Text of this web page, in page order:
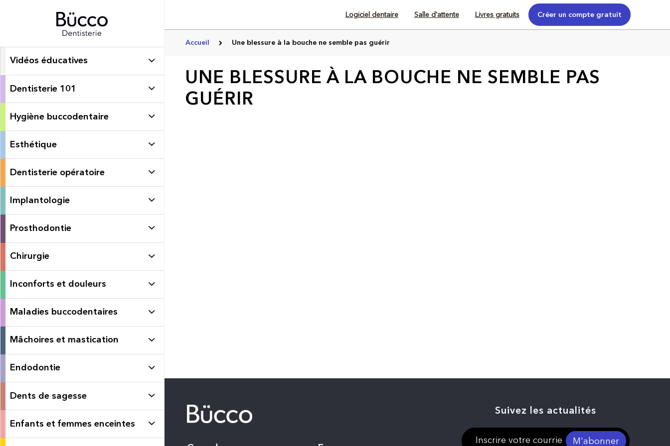
Logiciel dentaire Salle d'attente Livres gratuits Créer un compte gratuit
Vidéos éducatives
Dentisterie 101
Hygiène buccodentaire
Esthétique
Dentisterie opératoire
Implantologie
Prosthodontie
Chirurgie
Inconforts et douleurs
Maladies buccodentaires
Mâchoires et mastication
Endodontie
Dents de sagesse
Enfants et femmes enceintes
Accueil Une blessure à la bouche ne semble pas guérir
UNE BLESSURE À LA BOUCHE NE SEMBLE PAS
GUÉRIR
Suivez les actualités
M'abonner